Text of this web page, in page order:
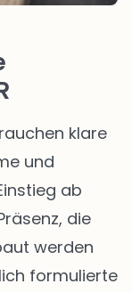
klare
und
ab
die
werden
formulierte